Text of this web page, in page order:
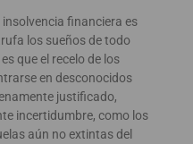
financiera es
los sueños de todo
que el recelo de los
en desconocidos
justificado,
incertidumbre, como los
aún no extintas del